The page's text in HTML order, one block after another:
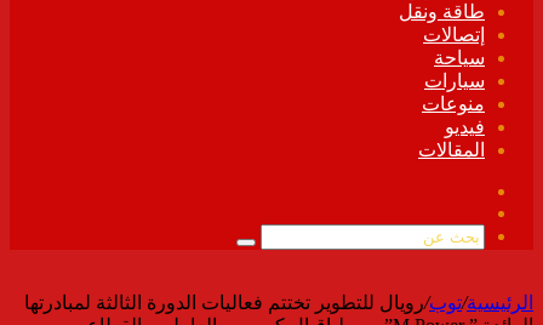
طاقة ونقل
إتصالات
سياحة
سيارات
منوعات
فيديو
المقالات
الموقع
بحث
الرئيسية/توب/رويال للتطوير تختتم فعاليات الدورة الثالثة لمبادرتها